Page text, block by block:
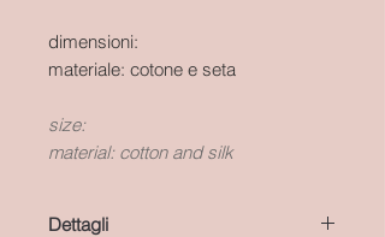
dimensioni:
materiale: cotone e seta
size:
material: cotton and silk
Dettagli